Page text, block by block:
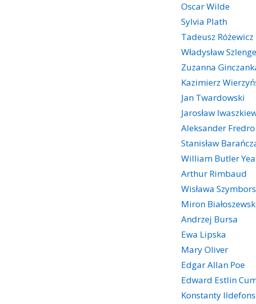
Oscar Wilde
Sylvia Plath
Tadeusz Różewicz
Władysław
Zuzanna
Kazimierz
Jan Twardowski
Jarosław
Aleksander Fredro
Stanisław
William Butler
Arthur Rimbaud
Wisława
Miron
Andrzej Bursa
Ewa Lipska
Mary Oliver
Edgar Allan Poe
Edward Estlin
Konstanty Ildefons